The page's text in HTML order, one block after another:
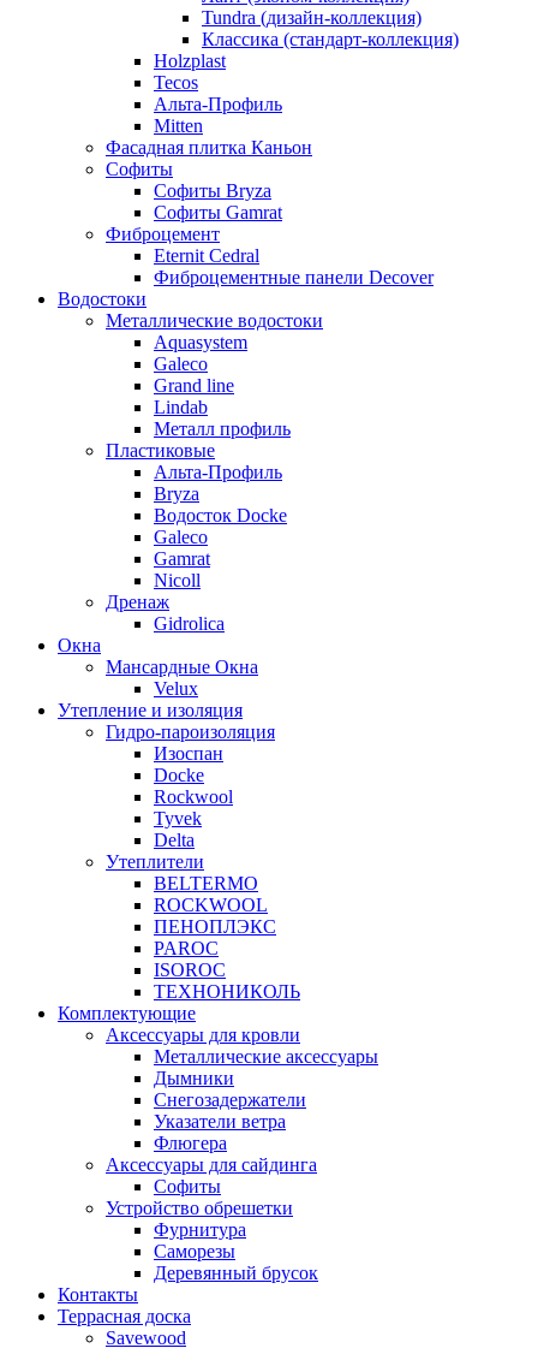
Tundra (дизайн-коллекция)
Классика (стандарт-коллекция)
Holzplast
Tecos
Альта-Профиль
Mitten
Фасадная плитка Каньон
Софиты
Софиты Bryza
Софиты Gamrat
Фиброцемент
Eternit Cedral
Фиброцементные панели Decover
Водостоки
Металлические водостоки
Aquasystem
Galeco
Grand line
Lindab
Металл профиль
Пластиковые
Альта-Профиль
Bryza
Водосток Docke
Galeco
Gamrat
Nicoll
Дренаж
Gidrolica
Окна
Мансардные Окна
Velux
Утепление и изоляция
Гидро-пароизоляция
Изоспан
Docke
Rockwool
Tyvek
Delta
Утеплители
BELTERMO
ROCKWOOL
ПЕНОПЛЭКС
PAROC
ISOROC
ТЕХНОНИКОЛЬ
Комплектующие
Аксессуары для кровли
Металлические аксессуары
Дымники
Снегозадержатели
Указатели ветра
Флюгера
Аксессуары для сайдинга
Софиты
Устройство обрешетки
Фурнитура
Саморезы
Деревянный брусок
Контакты
Террасная доска
Savewood